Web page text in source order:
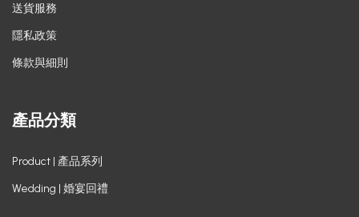
送貨服務
隱私政策
條款與細則
產品分類
Product | 產品系列
Wedding | 婚宴回禮